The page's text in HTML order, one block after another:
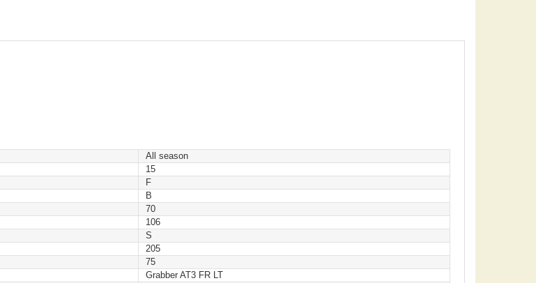
All season
15
F
B
70
106
S
205
75
Grabber AT3 FR LT